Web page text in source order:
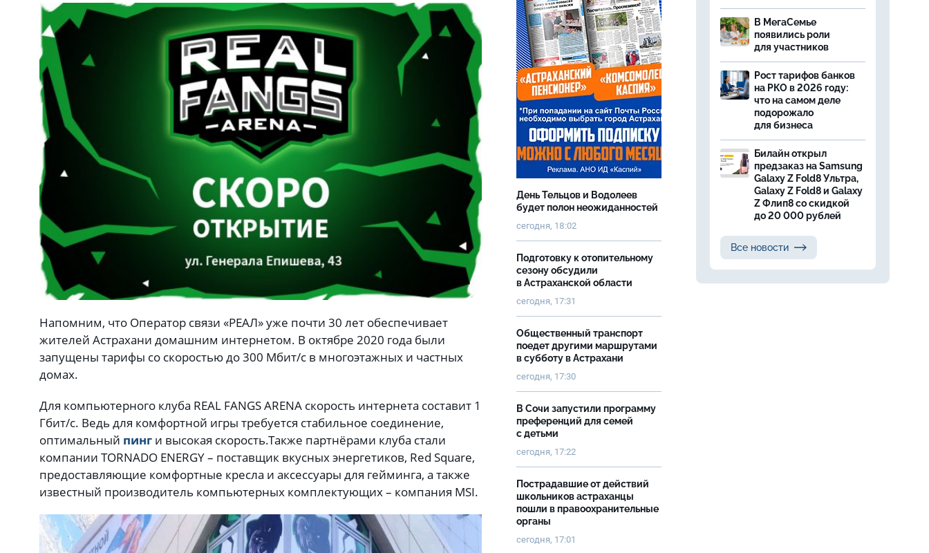
Напомним, что Оператор связи «РЕАЛ» уже почти 30 лет обеспечивает
жителей Астрахани домашним интернетом. В октябре 2020 года были
запущены тарифы со скоростью до 300 Мбит/с в многоэтажных и частных
домах.
Для компьютерного клуба REAL FANGS ARENA скорость интернета составит 1
Гбит/с. Ведь для комфортной игры требуется стабильное соединение,
оптимальный пинг и высокая скорость.Также партнёрами клуба стали
компании TORNADO ENERGY – поставщик вкусных энергетиков, Red Square,
предоставляющие комфортные кресла и аксессуары для гейминга, а также
известный производитель компьютерных комплектующих – компания MSI.
День Тельцов и Водолеев
будет полон неожиданностей
сегодня, 18:02
Подготовку к отопительному
сезону обсудили
в Астраханской области
сегодня, 17:31
Общественный транспорт
поедет другими маршрутами
в субботу в Астрахани
сегодня, 17:30
В Сочи запустили программу
преференций для семей
с детьми
сегодня, 17:22
Пострадавшие от действий
школьников астраханцы
пошли в правоохранительные
органы
сегодня, 17:01
В МегаСемье
появились роли
для участников
Рост тарифов банков
на РКО в 2026 году:
что на самом деле
подорожало
для бизнеса
Билайн открыл
предзаказ на Samsung
Galaxy Z Fold8 Ультра,
Galaxy Z Fold8 и Galaxy
Z Флип8 со скидкой
до 20 000 рублей
Все новости